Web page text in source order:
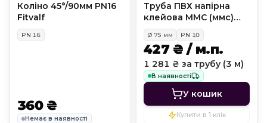
Коліно 45°/90мм PN16
Fitvalf
PN 16
360 ₴
Немає в наявності
Труба ПВХ напірна
клейова MMC (ммс)
PN10, D75 мм
Ø 75 мм PN 10
427 ₴ / м.п.
1 281 ₴ за трубу (3 м)
В наявності
У кошик
Купити в 1 клік